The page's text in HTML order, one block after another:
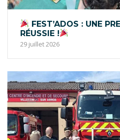
FEST’ADOS : UNE
RÉUSSIE !
29 juillet 2026